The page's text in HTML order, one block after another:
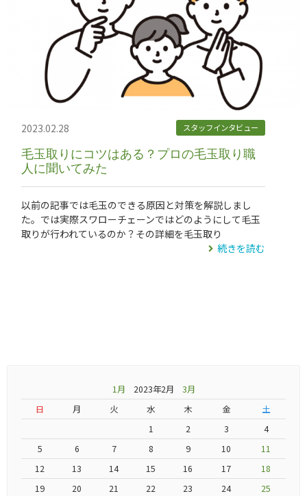
毛玉取りにコツはある？プロの毛玉取り職
人に聞いてみた
2023.02.28 スタッフインタビュー
以前の記事では毛玉のできる原因と対策を解説しまし
た。では実際スワローチェーンではどのようにして毛玉
取りが行われているのか？その詳細を毛玉取り
続きを読む
1月 2023年2月 3月
日
月 火 水 木 金
土
1
2 3
4
5
6 7 8 9 10
11
12
13 14 15 16 17
18
19
20 21 22 23 24
25